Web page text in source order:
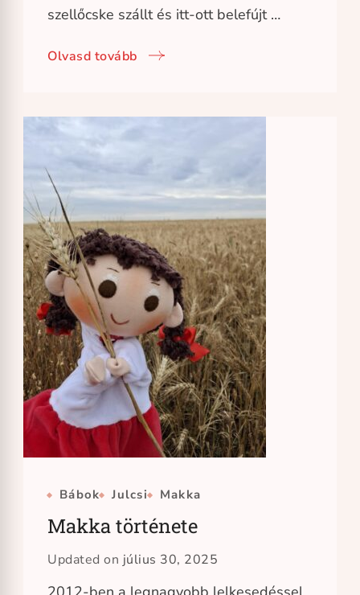
szellőcske szállt és itt-ott belefújt …
Olvasd tovább
Bábok Julcsi Makka
Makka története
Updated on július 30, 2025